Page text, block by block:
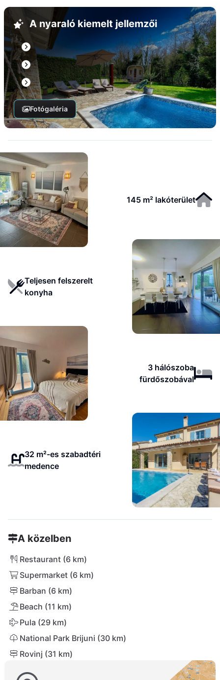
A nyaraló kiemelt jellemzői
Fotógaléria
145 m² lakóterület
Teljesen felszerelt
konyha
3 hálószoba
fürdőszobával
32 m²-es szabadtéri
medence
A közelben
Restaurant (6 km)
Supermarket (6 km)
Barban (6 km)
Beach (11 km)
Pula (29 km)
National Park Brijuni (30 km)
Rovinj (31 km)